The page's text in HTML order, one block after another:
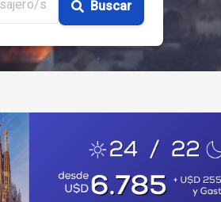
s Buscar